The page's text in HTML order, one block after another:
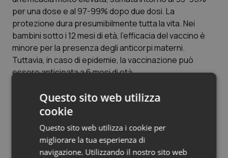
per una dose e al 97-99% dopo due dosi. La
protezione dura presumibilmente tutta la vita. Nei
bambini sotto i 12 mesi di età, l’efficacia del vaccino è
minore per la presenza degli anticorpi materni.
Tuttavia, in caso di epidemie, la vaccinazione può
essere anticipata a 6 mesi di età.
Di solito, è utilizzato il vaccino combinato Morbillo-
Parotite-Rosolia (MPR). È raccomandata la
mesi di età, la seconda a 5-6 anni, prima che i bambini
inizino a frequentare la scuola.
Questo sito web utilizza
cookie
Questo sito web utilizza i cookie per
migliorare la tua esperienza di
navigazione. Utilizzando il nostro sito web